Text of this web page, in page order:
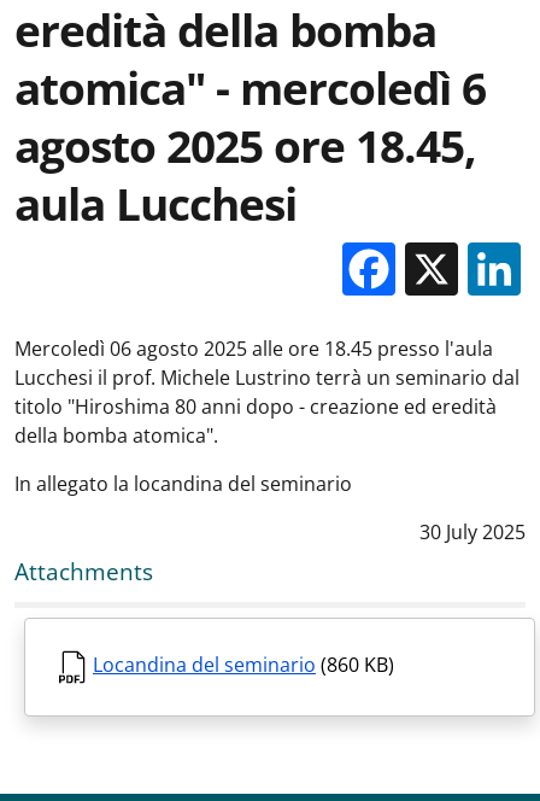
eredità della bomba
atomica" - mercoledì 6
agosto 2025 ore 18.45,
aula Lucchesi
X
Mercoledì 06 agosto 2025 alle ore 18.45 presso l'aula
Lucchesi il prof. Michele Lustrino terrà un seminario dal
titolo "Hiroshima 80 anni dopo - creazione ed eredità
della bomba atomica".
In allegato la locandina del seminario
Data notizia
30 July 2025
Attachments
Locandina del seminario (860 KB)